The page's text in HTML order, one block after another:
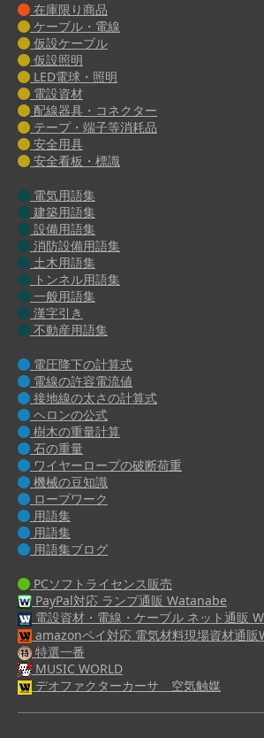
在庫限り商品
ケーブル・電線
仮設ケーブル
仮設照明
LED電球・照明
電設資材
配線器具・コネクター
テープ・端子等消耗品
安全用具
安全看板・標識
電気用語集
建築用語集
設備用語集
消防設備用語集
土木用語集
トンネル用語集
一般用語集
漢字引き
不動産用語集
電圧降下の計算式
電線の許容電流値
接地線の太さの計算式
ヘロンの公式
樹木の重量計算
石の重量
ワイヤーロープの破断荷重
機械の豆知識
ロープワーク
用語集
用語集
用語集ブログ
PCソフトライセンス販売
PayPal対応 ランプ通販 Watanabe
電設資材・電線・ケーブル ネット通販
amazonペイ対応 電気材料現場資材通
特選一番
MUSIC WORLD
デオファクターカーサ 空気触媒